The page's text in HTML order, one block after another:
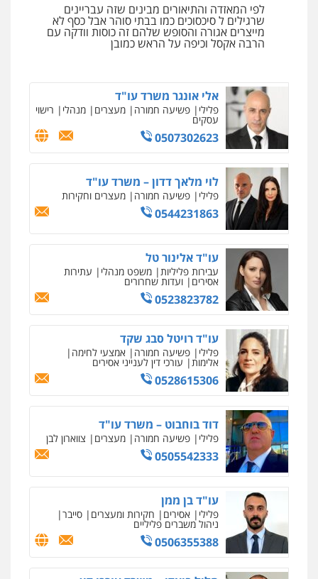
לפי המאזדה והתיאורים מבינים שזה עבריינים
שרגילים ל סיכסוכים כמו בבתי סוהר אבל כסף לא
מייצרים אגורה והסופש שלהם זה כוסות וודקה עם
הרבה אקסל וכיפה על הראש כמובן
עו"ד שגיא אקו
פלילי מעצרים וחקירות סמים עבירות מין
עורכי דין לענייני אסירים
אלי אונגר משרד עו"ד
פלילי פשיעה חמורה מעצרים מנהלי רישוי
עסקים
0507302623
לוי מלאך דדון – משרד עו"ד
פלילי פשיעה חמורה מעצרים וחקירות
0544231863
עו"ד אלינור טל
עבירות פליליות משפט מנהלי עתירות
אסירים ועדות שחרורים
0523823782
עו"ד רויטל סבג שקד
פלילי פשיעה חמורה אמצעי לחימה
אלימות עורכי דין לענייני אסירים
0528615306
דוד בוחבוט – משרד עו"ד
פלילי פשיעה חמורה מעצרים צווארון לבן
0505542333
עו"ד בן ממן
פלילי אסירים חקירות ומעצרים סייבר
ניהול משברים פליליים
0506355388